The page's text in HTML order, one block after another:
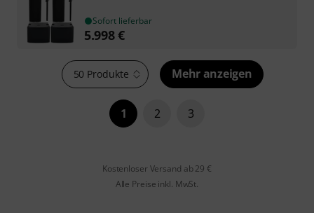
Sofort lieferbar
5.998€
50 Produkte Mehr anzeigen
1 2 3
Kostenloser Versand ab 29 €
Alle Preise inkl. MwSt.